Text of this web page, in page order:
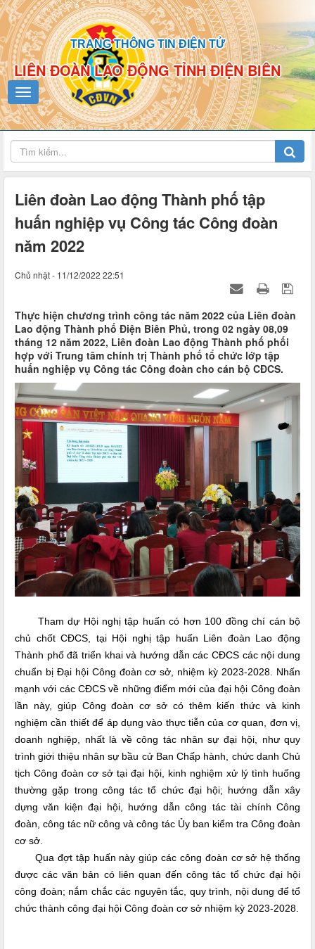
TRANG THÔNG TIN ĐIỆN TỬ
LIÊN ĐOÀN LAO ĐỘNG TỈNH ĐIỆN BIÊN
Liên đoàn Lao động Thành phố tập
huấn nghiệp vụ Công tác Công đoàn
năm 2022
Chủ nhật - 11/12/2022 22:51
Thực hiện chương trình công tác năm 2022 của Liên đoàn
Lao động Thành phố Điện Biên Phủ, trong 02 ngày 08,09
tháng 12 năm 2022, Liên đoàn Lao động Thành phố phối
hợp với Trung tâm chính trị Thành phố tổ chức lớp tập
huấn nghiệp vụ Công tác Công đoàn cho cán bộ CĐCS.
Tham dự Hội nghị tập huấn có hơn 100 đồng chí cán bộ
chủ chốt CĐCS, tại Hội nghị tập huấn Liên đoàn Lao động
Thành phố đã triển khai và hướng dẫn các CĐCS các nội dung
chuẩn bị Đại hội Công đoàn cơ sở, nhiệm kỳ 2023-2028. Nhấn
mạnh với các CĐCS về những điểm mới của đại hội Công đoàn
lần này, giúp Công đoàn cơ sở có thêm kiến thức và kinh
nghiệm cần thiết để áp dụng vào thực tiễn của cơ quan, đơn vị,
doanh nghiệp, nhất là về công tác nhân sự đại hội, như quy
trình giới thiệu nhân sự bầu cử Ban Chấp hành, chức danh Chủ
tịch Công đoàn cơ sở tại đại hội, kinh nghiệm xử lý tình huống
thường gặp trong công tác tổ chức đại hội; hướng dẫn xây
dựng văn kiện đại hội, hướng dẫn công tác tài chính Công
đoàn, công tác nữ công và công tác Ủy ban kiểm tra Công đoàn
cơ sở.
Qua đợt tập huấn này giúp các công đoàn cơ sở hệ thống
được các văn bản có liên quan đến công tác tổ chức đại hội
công đoàn; nắm chắc các nguyên tắc, quy trình, nội dung để tổ
chức thành công đại hội Công đoàn cơ sở nhiệm kỳ 2023-2028.